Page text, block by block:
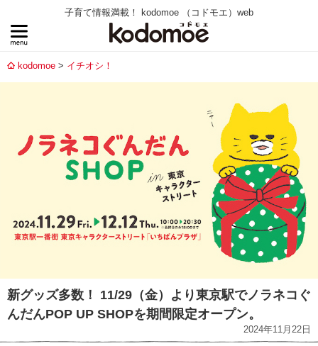
子育て情報満載！ kodomoe （コドモエ）web
kodomoe イチオシ！
新グッズ多数！ 11/29（金）より東京駅でノラネコぐ
んだんPOP UP SHOPを期間限定オープン。
2024年11月22日